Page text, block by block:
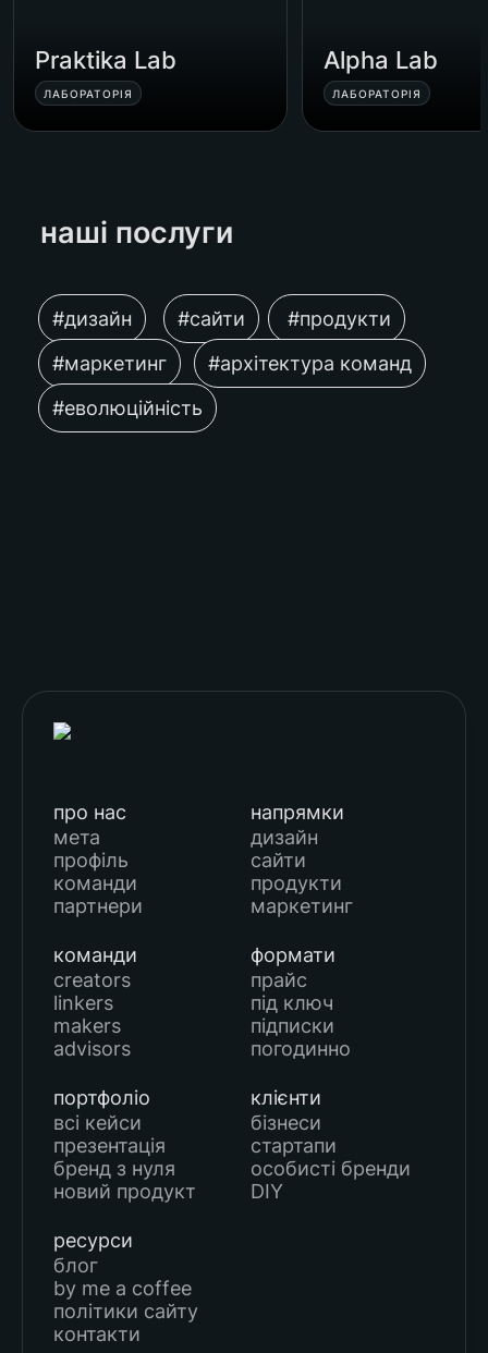
Praktika Lab
ЛАБОРАТОРІЯ
Alpha Lab
ЛАБОРАТОРІЯ
наші послуги
#дизайн #сайти
#продукти
#маркетинг
#архітектура команд
#еволюційність
про нас
мета
профіль
команди
партнери
напрямки
дизайн
сайти
продукти
маркетинг
команди
creators
linkers
makers
advisors
формати
прайс
під ключ
підписки
погодинно
портфоліо
всі кейси
презентація
бренд з нуля
новий продукт
клієнти
бізнеси
стартапи
особисті бренди
DIY
ресурси
блог
by me a coffee
політики сайту
контакти